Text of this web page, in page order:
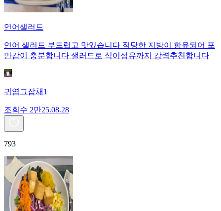
연어샐러드
연어 샐러드 부드럽고 맛있습니다 적당한 지방이 함유되어 포
만감이 충분합니다 샐러드로 식이섬유까지 강력추천합니다
귀염그잡채1
조회수 2만25.08.28
793